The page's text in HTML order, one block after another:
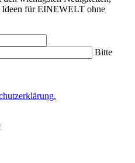
für EINEWELT ohne
Bitte